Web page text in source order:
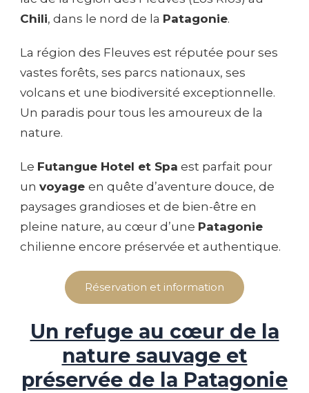
Chili, dans le nord de la Patagonie.
La région des Fleuves est réputée pour ses
vastes forêts, ses parcs nationaux, ses
volcans et une biodiversité exceptionnelle.
Un paradis pour tous les amoureux de la
nature.
Le Futangue Hotel et Spa est parfait pour
un voyage en quête d’aventure douce, de
paysages grandioses et de bien-être en
pleine nature, au cœur d’une Patagonie
chilienne encore préservée et authentique.
Réservation et information
Un refuge au cœur de la
nature sauvage et
préservée de la Patagonie